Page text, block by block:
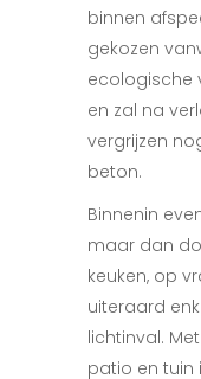
binnen
gekozen
ecologische
en zal na
vergrijzen
beton.
Binnenin
maar dan
keuken, op
uiteraard
lichtinval.
patio en tuin